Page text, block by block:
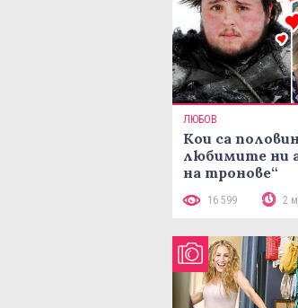
ЛЮБОВ
Кои са
любимите ни
на тронове“
16 599 2